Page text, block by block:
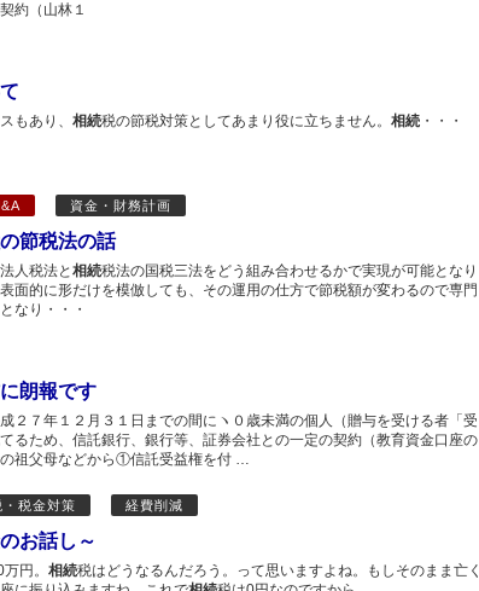
約（山林１
もあり、 相続税の節税対策としてあまり役に立ちません。 相続 ・・・
資金・財務計画
節税法の話
人税法と 相続税法の国税三法をどう組み合わせるかで実現が可能となり
面的に形だけを模倣しても、その運用の仕方で節税額が変わるので専門
なり・・・
朗報です
２７年１２月３１日までの間にヽ０歳未満の個人（贈与を受ける者「受
るため、信託銀行、銀行等、証券会社との一定の契約（教育資金口座の
祖父母などから①信託受益権を付 …
税金対策 経費削減
お話し～
円。 相続税はどうなるんだろう。って思いますよね。もしそのまま亡く